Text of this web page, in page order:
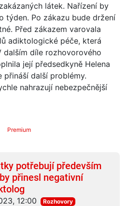
látek. Nařízení by
týden. Po zákazu bude držení
Před zákazem varovala
adiktologické péče, která
dalším díle rozhovorového
její předsedkyně Helena
přináší další problémy.
nahrazují nebezpečnější
Premium
potřebují především
přinesl negativní
12:00
Rozhovory